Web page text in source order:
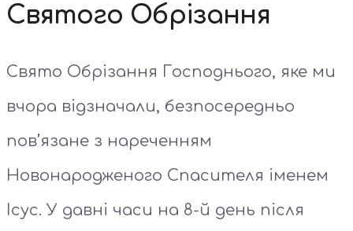
Святого Обрізання
Свято Обрізання Господнього, яке ми
вчора відзначали, безпосередньо
пов’язане з нареченням
Новонародженого Спасителя іменем
Ісус. У давні часи на 8-й день після